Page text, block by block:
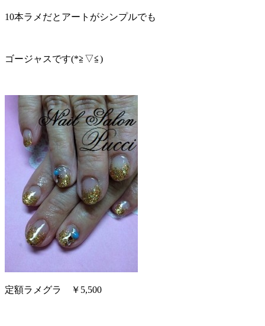
10本ラメだとアートがシンプルでも
ゴージャスです(*≧▽≦)
定額ラメグラ ￥5,500